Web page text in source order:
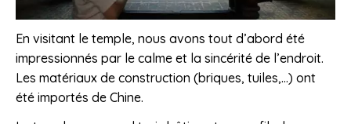
En visitant le temple, nous avons tout d’abord été
impressionnés par le calme et la sincérité de l’endroit.
Les matériaux de construction (briques, tuiles,…) ont
été importés de Chine.